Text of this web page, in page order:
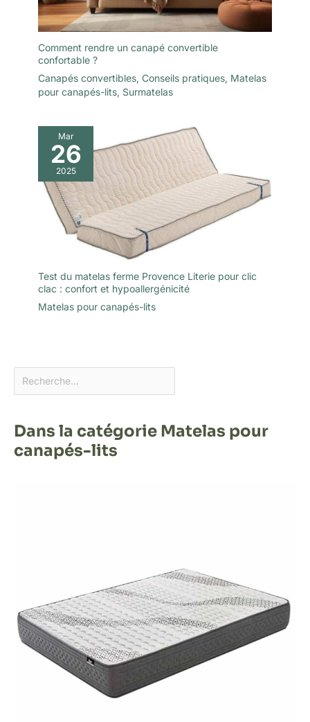
Laissez ensuite le
matelas sur le côté
pendant une journée
pour garantir une
uniforme. Il faut
matelas se déplie
complètement et
atteigne sa forme
optimale.
Comment rendre un canapé convertible
confortable ?
Canapés convertibles, Conseils pratiques, Matelas
pour canapés-lits, Surmatelas
Mar
26
2025
Test du matelas ferme Provence Literie pour clic
clac : confort et hypoallergénicité
Matelas pour canapés-lits
Dans la catégorie Matelas pour
canapés-lits